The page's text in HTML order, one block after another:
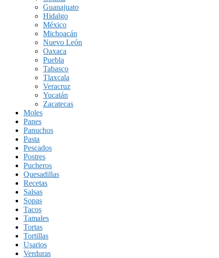
Guanajuato
Hidalgo
México
Michoacán
Nuevo León
Oaxaca
Puebla
Tabasco
Tlaxcala
Veracruz
Yucatán
Zacatecas
Moles
Panes
Panuchos
Pasta
Pescados
Postres
Pucheros
Quesadillas
Recetas
Salsas
Sopas
Tacos
Tamales
Tortas
Tortillas
Usarios
Verduras